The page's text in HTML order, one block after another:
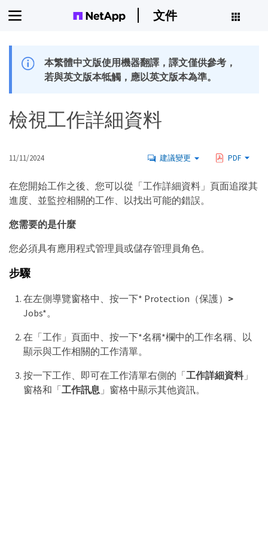
文件
本繁體中文版使用機器翻譯，譯文僅供參考，
若與英文版本牴觸，應以英文版本為準。
檢視工作詳細資料
11/11/2024 建議變更 PDF
在您開始工作之後、您可以從「工作詳細資料」頁面追蹤其
進度、並監控相關的工作、以找出可能的錯誤。
您需要的是什麼
您必須具有應用程式管理員或儲存管理員角色。
步驟
在左側導覽窗格中、按一下* Protection（保護） >
Jobs*。
在「工作」頁面中、按一下*名稱*欄中的工作名稱、以
顯示與工作相關的工作清單。
按一下工作、即可在工作清單右側的「工作詳細資料」
窗格和「工作訊息」窗格中顯示其他資訊。